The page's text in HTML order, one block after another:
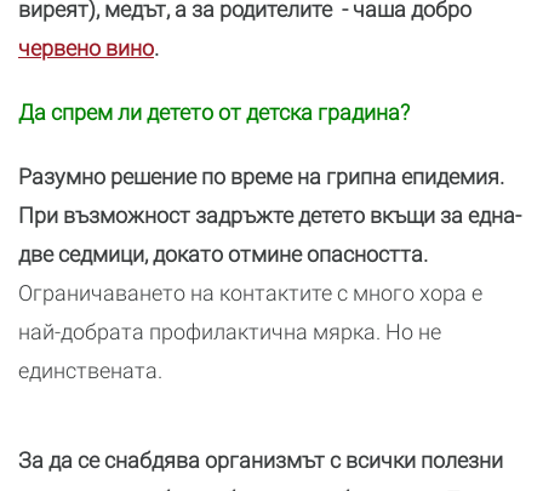
виреят), медът, а за родителите - чаша добро
червено вино.
Да спрем ли детето от детска градина?
Разумно решение по време на грипна епидемия.
При възможност задръжте детето вкъщи за една-
две седмици, докато отмине опасността.
Ограничаването на контактите с много хора е
най-добрата профилактична мярка. Но не
единствената.
За да се снабдява организмът с всички полезни